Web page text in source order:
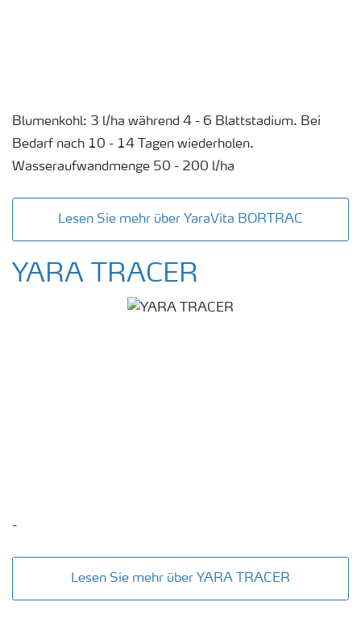
Blumenkohl: 3 l/ha während 4 - 6 Blattstadium. Bei
Bedarf nach 10 - 14 Tagen wiederholen.
Wasseraufwandmenge 50 - 200 l/ha
Lesen Sie mehr über YaraVita BORTRAC
YARA TRACER
-
Lesen Sie mehr über YARA TRACER